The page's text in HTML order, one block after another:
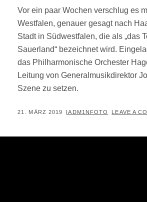
Vor ein paar Wochen verschlug es
Westfalen, genauer gesagt nach
Stadt in Südwestfalen, die als „das
Sauerland“ bezeichnet wird.
das Philharmonische Orchester
Leitung von Generalmusikdirektor
Szene zu setzen.
POSTED
21. MÄRZ 2019 BY
IADM1NFOTO LEAVE A